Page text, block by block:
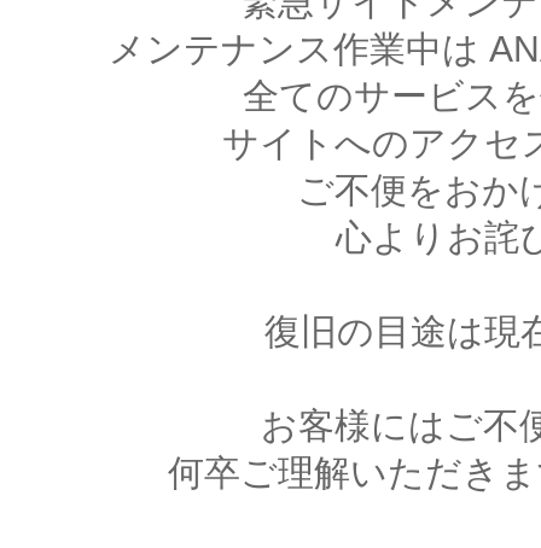
メンテナンス作業中は
全てのサービス
サイトへのアクセ
ご不便をおか
心よりお詫
復旧の目途は現
お客様にはご不
何卒ご理解いただき